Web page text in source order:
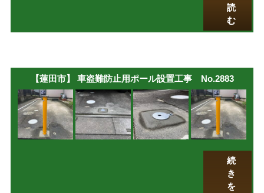
読
む
【蓮田市】 車盗難防止用ポール設置工事 No.2883
続
き
を